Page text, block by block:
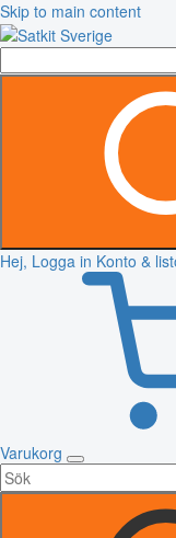
Skip to main content
Hej, Logga in Konto &
Varukorg